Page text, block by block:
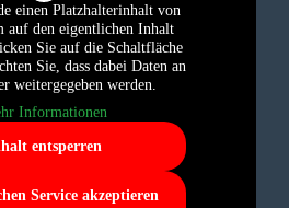
einen Platzhalterinhalt von
auf den eigentlichen Inhalt
Sie auf die Schaltfläche
Sie, dass dabei Daten an
weitergegeben werden.
Informationen
entsperren
Service akzeptieren